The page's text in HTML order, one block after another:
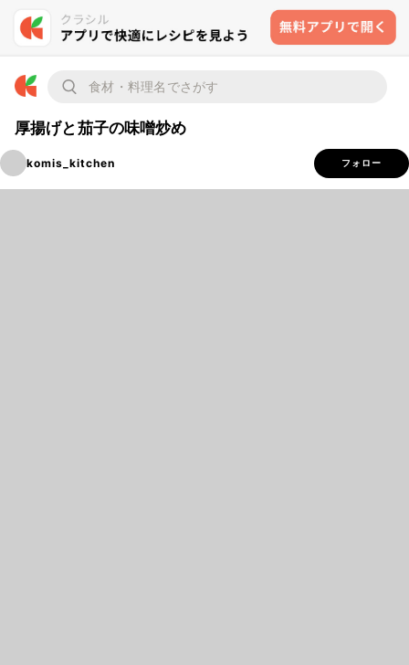
厚揚げと茄子の味噌炒め
komis_kitchen フォロー